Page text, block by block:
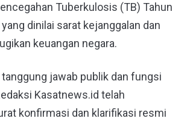
Tuberkulosis (TB) Tahun
dinilai sarat kejanggalan dan
keuangan negara.
jawab publik dan fungsi
Kasatnews.id telah
konfirmasi dan klarifikasi resmi